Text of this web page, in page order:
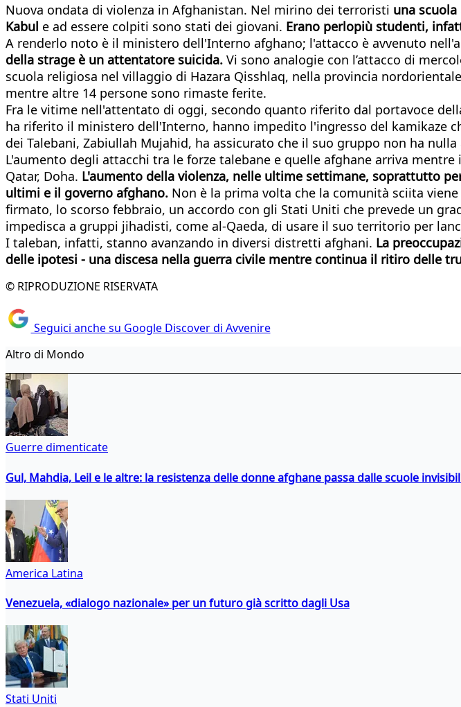
Nuova ondata di violenza in Afghanistan. Nel mirino dei terroristi una
Kabul e ad essere colpiti sono stati dei giovani. Erano perlopiù studenti,
A renderlo noto è il ministero dell'Interno afghano; l'attacco è avvenuto
della strage è un attentatore suicida. Vi sono analogie con l’attacco di
scuola religiosa nel villaggio di Hazara Qisshlaq, nella provincia
mentre altre 14 persone sono rimaste ferite.
Fra le vitime nell'attentato di oggi, secondo quanto riferito dal portavoce
ha riferito il ministero dell'Interno, hanno impedito l'ingresso del kamikaze
dei Talebani, Zabiullah Mujahid, ha assicurato che il suo gruppo non ha
L'aumento degli attacchi tra le forze talebane e quelle afghane arriva
Qatar, Doha. L'aumento della violenza, nelle ultime settimane, soprattutto
ultimi e il governo afghano. Non è la prima volta che la comunità sciita
firmato, lo scorso febbraio, un accordo con gli Stati Uniti che prevede un
impedisca a gruppi jihadisti, come al-Qaeda, di usare il suo territorio per
I taleban, infatti, stanno avanzando in diversi distretti afghani. La
delle ipotesi - una discesa nella guerra civile mentre continua il ritiro delle
© RIPRODUZIONE RISERVATA
Seguici anche su Google Discover di Avvenire
Altro di Mondo
Guerre dimenticate
Gul, Mahdia, Leil e le altre: la resistenza delle donne afghane passa dalle scuole
America Latina
Venezuela, «dialogo nazionale» per un futuro già scritto dagli Usa
Stati Uniti